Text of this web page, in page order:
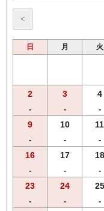
☆セミダブルとはシング
■宿泊税のご案内■
大阪府条例により、ご宿
<
日 月 火
2
-
3
-
4
-
9
-
10
-
11
-
16
-
17
-
18
-
23
-
24
-
25
-